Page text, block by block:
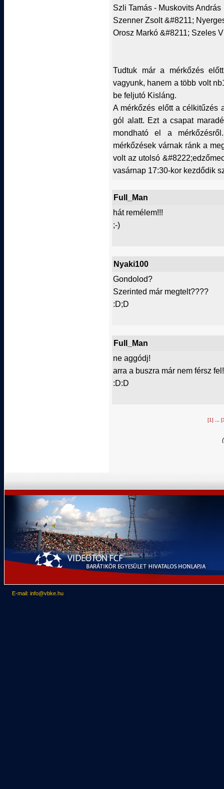
Szli Tamás - Muskovits András
Szenner Zsolt &#8211;
Orosz Markó &#8211; Szeles
Tudtuk már a mérkőzés
vagyunk, hanem a több volt
be feljutó Kisláng.
A mérkőzés előtt a célkitűzés
gól alatt. Ezt a csapat
mondható el a
mérkőzések várnak ránk a
volt az utolsó
vasárnap 17:30-kor kezdődik
Full_Man
hát remélem!!!
;-)
Nyaki100
Gondolod?
Szerinted már megtelt????
:D;D
Full_Man
ne aggódj!
arra a buszra már nem férsz
:D:D
[1] ...
E-mail: info@vbke.hu